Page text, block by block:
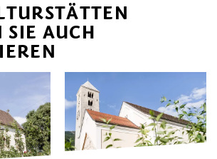
SIE AUCH